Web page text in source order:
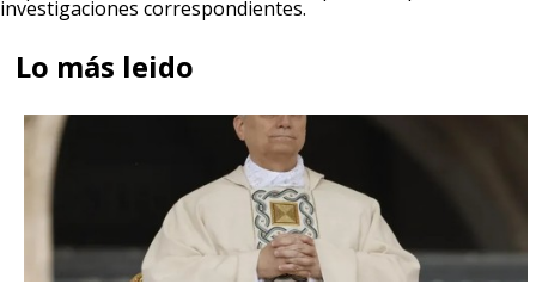
investigaciones correspondientes.
Lo más leido